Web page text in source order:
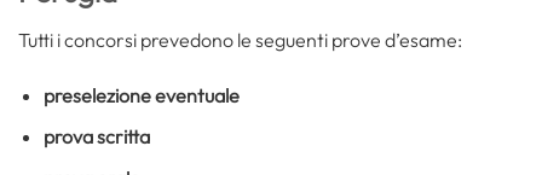
Tutti i concorsi prevedono le seguenti prove d’esame:
preselezione eventuale
prova scritta